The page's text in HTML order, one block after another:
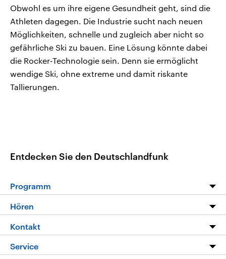
Obwohl es um ihre eigene Gesundheit geht, sind die
Athleten dagegen. Die Industrie sucht nach neuen
Möglichkeiten, schnelle und zugleich aber nicht so
gefährliche Ski zu bauen. Eine Lösung könnte dabei
die Rocker-Technologie sein. Denn sie ermöglicht
wendige Ski, ohne extreme und damit riskante
Tallierungen.
Entdecken Sie den Deutschlandfunk
Programm
Die Nachrichten
Nachrichtenleicht
Hören
Livestream
Podcasts
Kontakt
Hörerservice
Service